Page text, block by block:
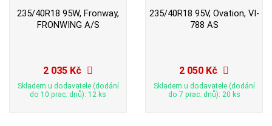
235/40R18 95W, Fronway,
FRONWING A/S
2 035 Kč
Skladem u dodavatele (dodání
do 10 prac. dnů): 12 ks
235/40R18 95V, Ovation, VI-
788 AS
2 050 Kč
Skladem u dodavatele (dodání
do 7 prac. dnů): 20 ks